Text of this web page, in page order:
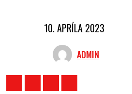
10. APRÍLA 2023
ADMIN